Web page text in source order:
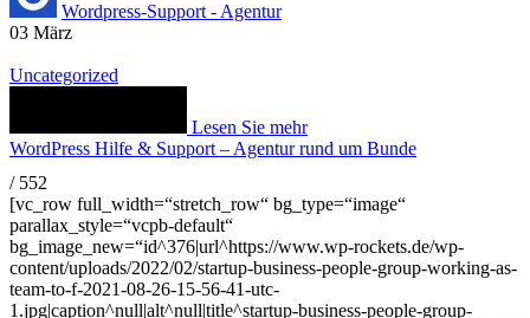
Wordpress-Support - Agentur
03 März
Uncategorized
Lesen Sie mehr
WordPress Hilfe & Support – Agentur rund um Bunde
/ 552
[vc_row full_width=“stretch_row“ bg_type=“image“
parallax_style=“vcpb-default“
bg_image_new=“id^376|url^https://www.wp-rockets.de/wp-
content/uploads/2022/02/startup-business-people-group-working-as-
team-to-f-2021-08-26-15-56-41-utc-
1.jpg|caption^null|alt^null|title^startup-business-people-group-